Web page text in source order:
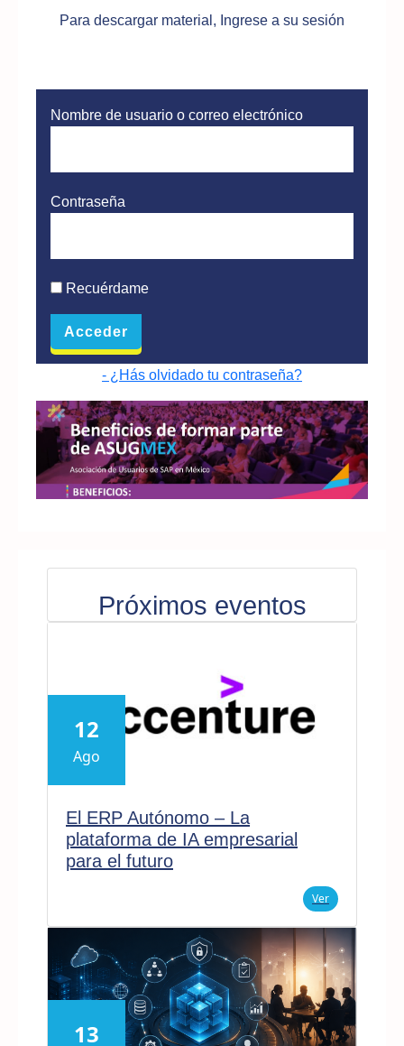
Para descargar material, Ingrese a su sesión
Nombre de usuario o correo electrónico
Contraseña
Recuérdame
- ¿Hás olvidado tu contraseña?
Próximos eventos
12
Ago
El ERP Autónomo – La
plataforma de IA empresarial
para el futuro
Ver
13